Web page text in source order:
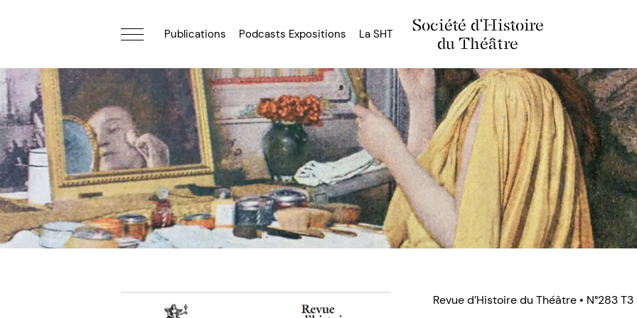
Société d'Histoire
du Théâtre
Publications Podcasts Expositions La SHT
Revue d’Histoire du Théâtre • N°283 T3